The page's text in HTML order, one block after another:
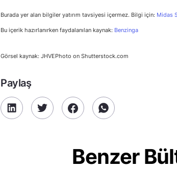
Burada yer alan bilgiler yatırım tavsiyesi içermez. Bilgi için: Midas
Bu içerik hazırlanırken faydalanılan kaynak: Benzinga
Görsel kaynak: JHVEPhoto on Shutterstock.com
Paylaş
Benzer